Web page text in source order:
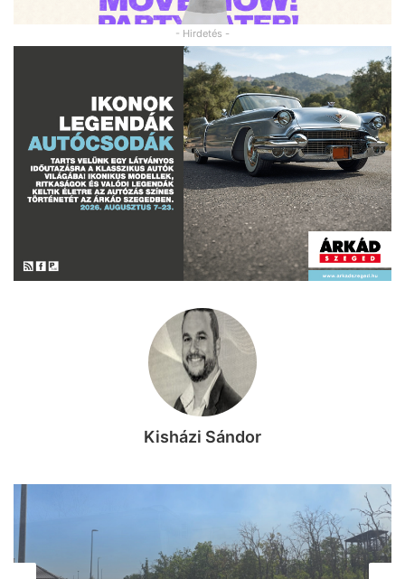
- Hirdetés -
Kisházi Sándor
MINDENMÁS